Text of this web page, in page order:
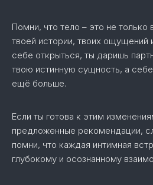
Помни, что тело – это не только
твоей истории, твоих ощущений
себе открыться, ты даришь
твою истинную сущность, а
ещё больше.
Если ты готова к этим
предложенные рекомендации,
помни, что каждая интимная
глубокому и осознанному